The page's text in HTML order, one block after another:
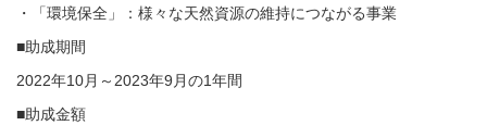
・「環境保全」：様々な天然資源の維持につながる事業
■助成期間
2022年10月～2023年9月の1年間
■助成金額